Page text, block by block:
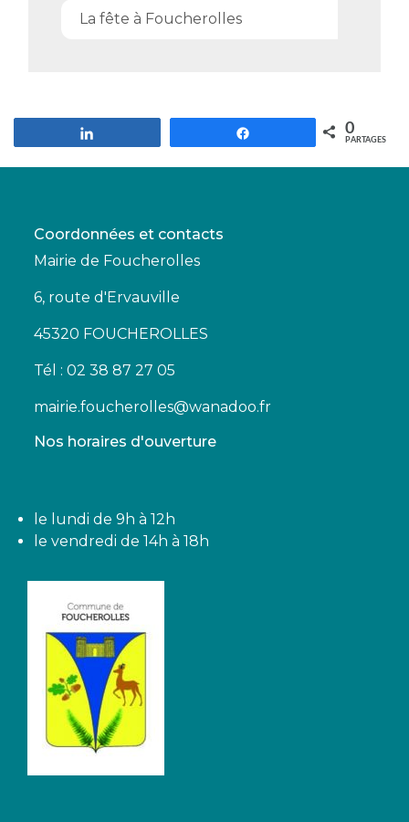
La fête à Foucherolles
0
PARTAGES
Coordonnées et contacts
Mairie de Foucherolles
6, route d'Ervauville
45320 FOUCHEROLLES
Tél : 02 38 87 27 05
mairie.foucherolles@wanadoo.fr
Nos horaires d'ouverture
le lundi de 9h à 12h
le vendredi de 14h à 18h